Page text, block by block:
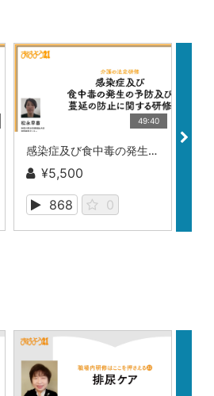
49:40
感染症及び食中毒の発生の予防及び 蔓延の防止に関する研修（介護の法定研修）
¥5,500
868
0